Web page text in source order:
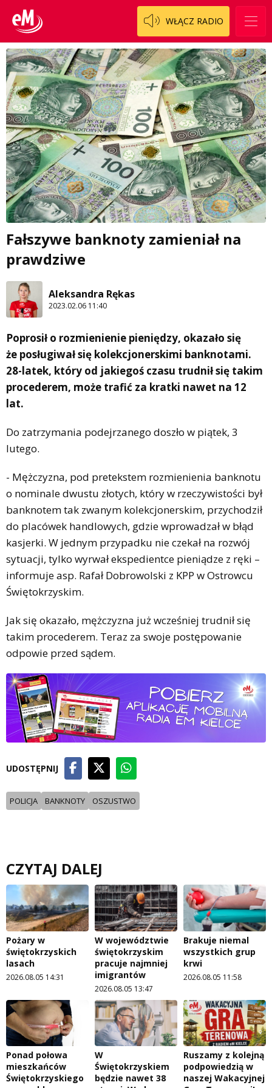
WŁĄCZ RADIO
Fałszywe banknoty zamieniał na
prawdziwe
Aleksandra Rękas
2023.02.06 11:40
Poprosił o rozmienienie pieniędzy, okazało się
że posługiwał się kolekcjonerskimi banknotami.
28-latek, który od jakiegoś czasu trudnił się takim
procederem, może trafić za kratki nawet na 12
lat.
Do zatrzymania podejrzanego doszło w piątek, 3
lutego.
- Mężczyzna, pod pretekstem rozmienienia banknotu
o nominale dwustu złotych, który w rzeczywistości był
banknotem tak zwanym kolekcjonerskim, przychodził
do placówek handlowych, gdzie wprowadzał w błąd
kasjerki. W jednym przypadku nie czekał na rozwój
sytuacji, tylko wyrwał ekspedientce pieniądze z ręki –
informuje asp. Rafał Dobrowolski z KPP w Ostrowcu
Świętokrzyskim.
Jak się okazało, mężczyzna już wcześniej trudnił się
takim procederem. Teraz za swoje postępowanie
odpowie przed sądem.
UDOSTĘPNIJ
POLICJA BANKNOTY OSZUSTWO
CZYTAJ DALEJ
Pożary w
świętokrzyskich
lasach
2026.08.05 14:31
W województwie
świętokrzyskim
pracuje najmniej
imigrantów
2026.08.05 13:47
Brakuje niemal
wszystkich grup
krwi
2026.08.05 11:58
Ponad połowa
mieszkańców
Świętokrzyskiego
W
Świętokrzyskiem
będzie nawet 38
Ruszamy z kolejną
podpowiedzią w
naszej Wakacyjnej